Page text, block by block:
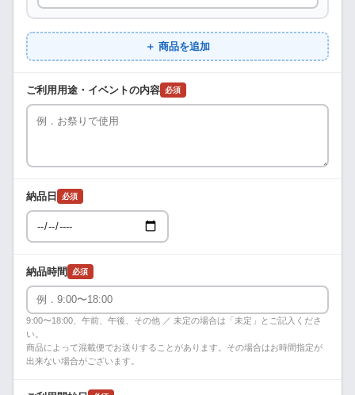
＋ 商品を追加
ご利用用途・イベントの内容 必須
納品日 必須
納品時間 必須
9:00〜18:00、午前、午後、その他 ／ 未定の場合は「未定」とご記入くださ
い。
商品によって混載便でお送りすることがあります。その場合はお時間指定が
出来ない場合がございます。